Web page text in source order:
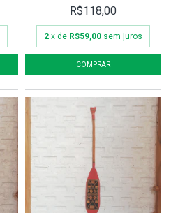
R$118,00
2 x de R$59,00 sem juros